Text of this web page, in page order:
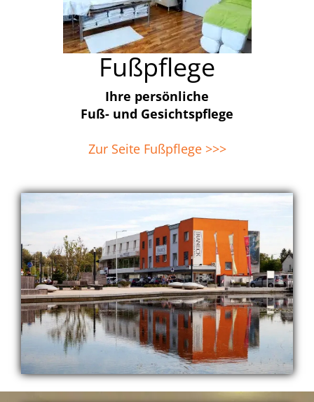
Fußpflege
Ihre persönliche
Fuß- und Gesichtspflege
Zur Seite Fußpflege >>>